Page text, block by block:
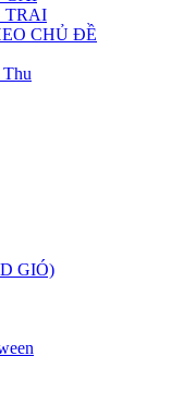
TRAI
CHỦ ĐỀ
GIÓ)